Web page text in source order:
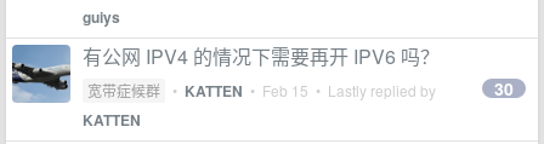
guiys
有公网 IPV4 的情况下需要再开 IPV6 吗？
宽带症候群 • KATTEN • Feb 15 • Lastly replied by
KATTEN
30